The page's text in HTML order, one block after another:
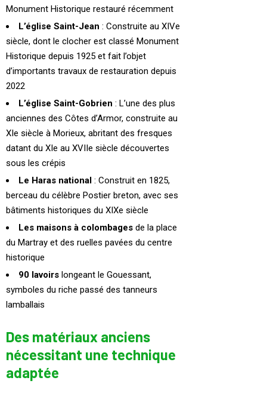
Monument Historique restauré récemment
L’église Saint-Jean : Construite au XIVe
siècle, dont le clocher est classé Monument
Historique depuis 1925 et fait l’objet
d’importants travaux de restauration depuis
2022
L’église Saint-Gobrien : L’une des plus
anciennes des Côtes d’Armor, construite au
XIe siècle à Morieux, abritant des fresques
datant du XIe au XVIIe siècle découvertes
sous les crépis
Le Haras national : Construit en 1825,
berceau du célèbre Postier breton, avec ses
bâtiments historiques du XIXe siècle
Les maisons à colombages de la place
du Martray et des ruelles pavées du centre
historique
90 lavoirs longeant le Gouessant,
symboles du riche passé des tanneurs
lamballais
Des matériaux anciens
nécessitant une technique
adaptée